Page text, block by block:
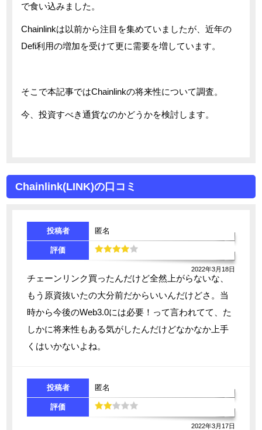
で食い込みました。
Chainlinkは以前から注目を集めていましたが、近年の
Defi利用の増加を受けて更に需要を増しています。
そこで本記事ではChainlinkの将来性について調査。
今、投資すべき通貨なのかどうかを検討します。
Chainlink(LINK)の口コミ
投稿者 匿名
評価
2022年3月18日
チェーンリンク買ったんだけど全然上がらないな、
もう原資抜いたの大分前だからいいんだけどさ。当
時から今後のWeb3.0には必要！って言われてて、た
しかに将来性もある気がしたんだけどなかなか上手
くはいかないよね。
投稿者 匿名
評価
2022年3月17日